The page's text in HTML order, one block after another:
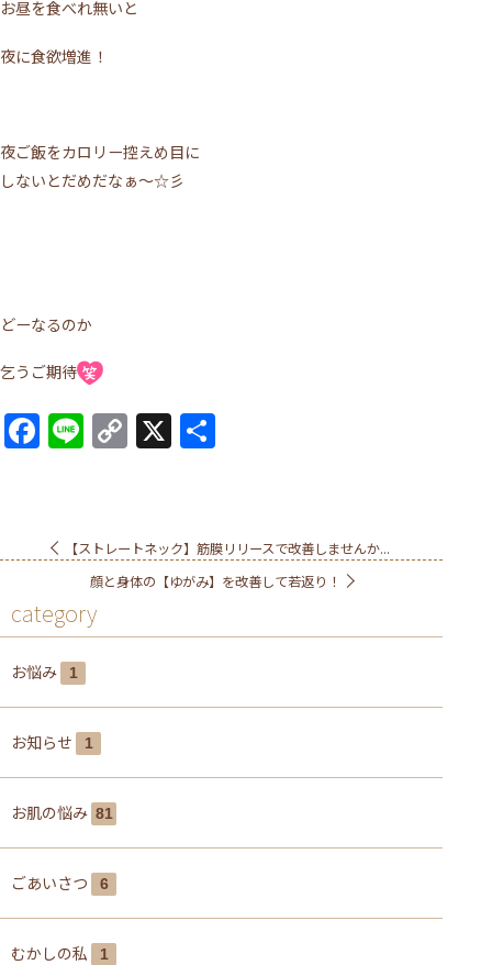
お昼を食べれ無いと
夜に食欲増進！
夜ご飯をカロリー控えめ目に
しないとだめだなぁ～☆彡
どーなるのか
乞うご期待
Facebook
LineCopy
Link
X
【ストレートネック】筋膜リリースで改善しませんか...
顔と身体の【ゆがみ】を改善して若返り！
category
お悩み 1
お知らせ 1
お肌の悩み 81
ごあいさつ 6
むかしの私 1